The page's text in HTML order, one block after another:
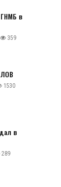
в
359
1530
в
289